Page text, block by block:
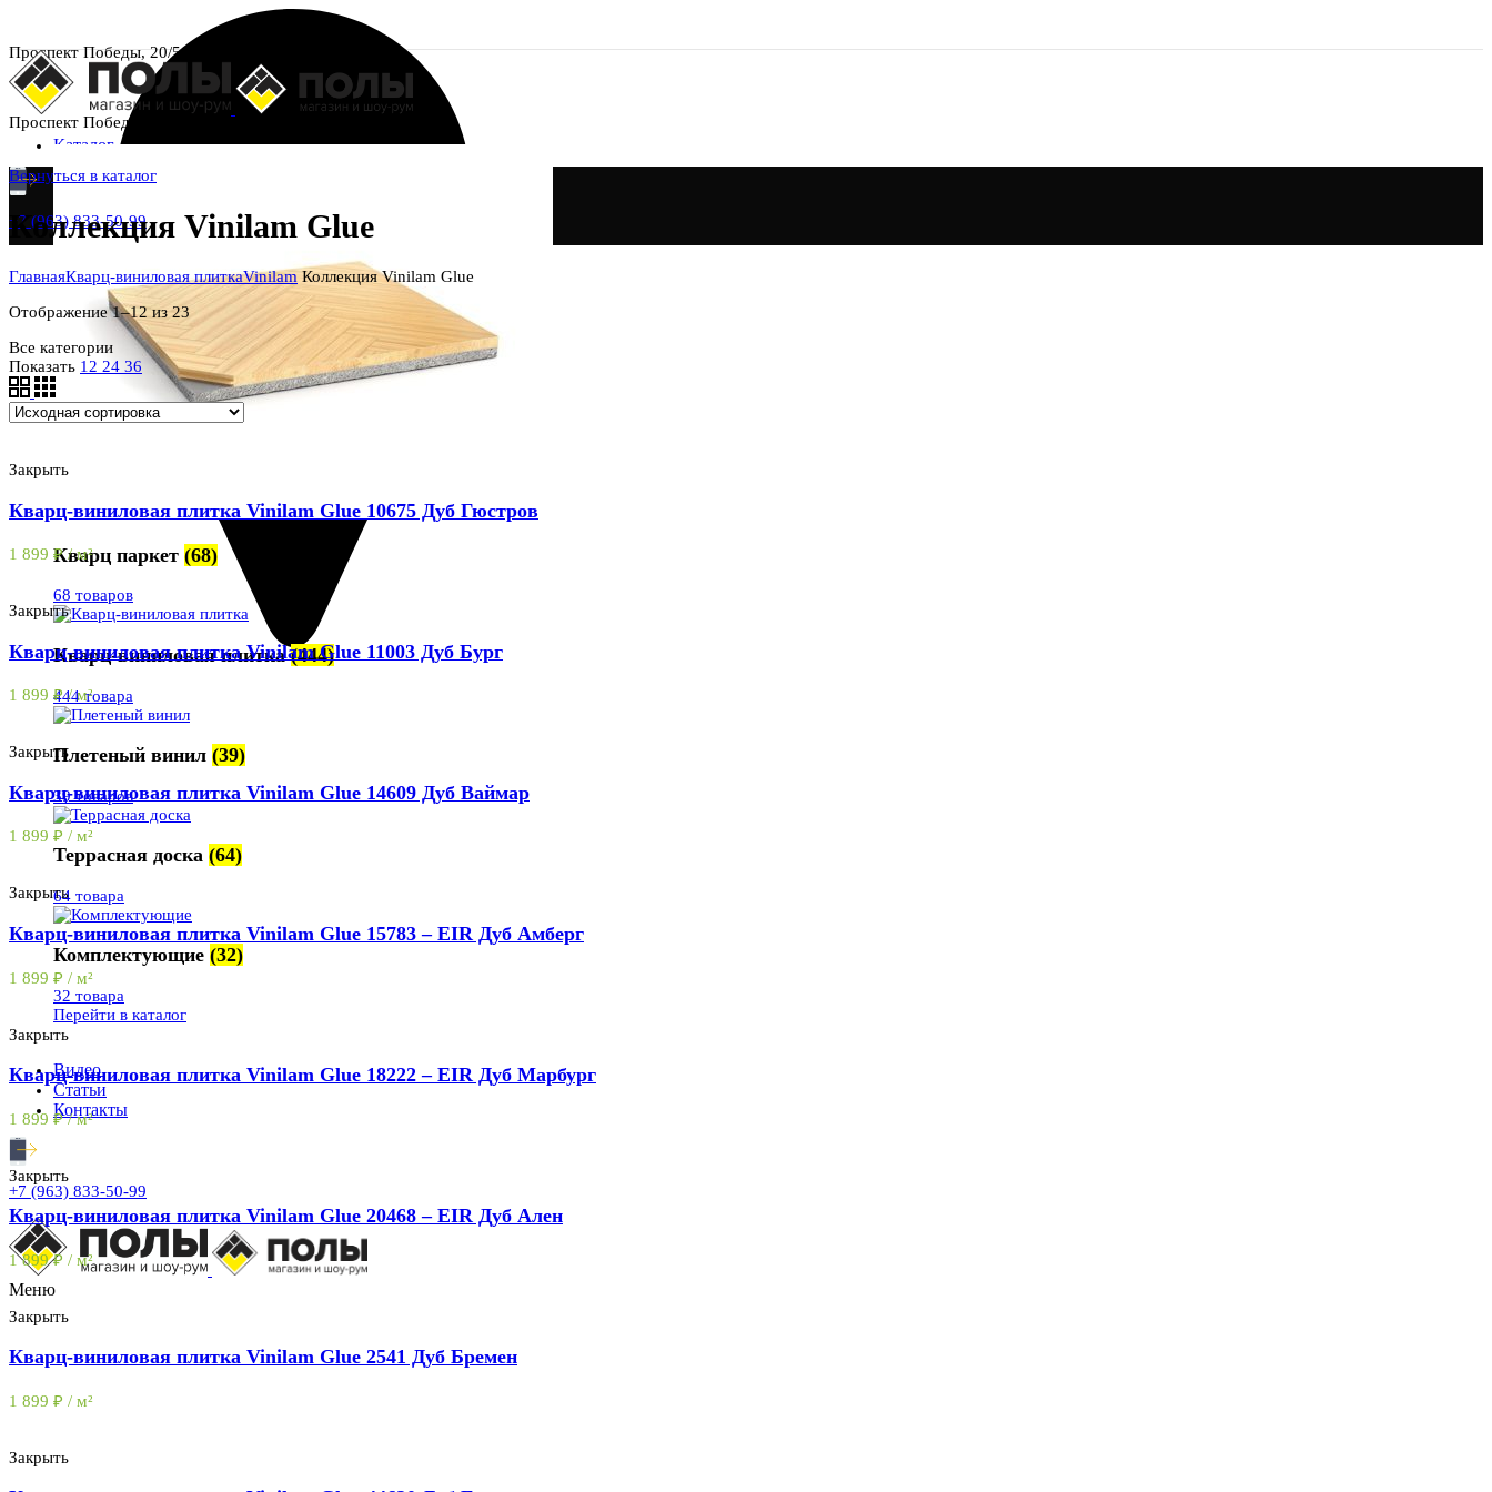
Проспект Победы, 20/5
Проспект Победы, 20/5
Каталог
Кварц паркет (68)
68 товаров
Кварц-виниловая плитка(444)
444 товара
Плетеный винил (39)
39 товаров
Террасная доска (64)
64 товара
Комплектующие (32)
32 товара
Перейти в каталог
Видео
Статьи
Контакты
+7 (963) 833-50-99
Меню
+7 (963) 833-50-99
Вернуться в каталог
Коллекция Vinilam Glue
ГлавнаяКварц-виниловая плиткаVinilamКоллекция Vinilam Glue
Отображение 1–12 из 23
Все категории
Показать 12 24 36
Закрыть
Кварц-виниловая плитка Vinilam Glue 10675 Дуб Гюстров
1 899 ₽/ м²
Закрыть
Кварц-виниловая плитка Vinilam Glue 11003 Дуб Бург
1 899 ₽/ м²
Закрыть
Кварц-виниловая плитка Vinilam Glue 14609 Дуб Ваймар
1 899 ₽ / м²
Закрыть
Кварц-виниловая плитка Vinilam Glue 15783 – EIR Дуб Амберг
1 899 ₽ / м²
Закрыть
Кварц-виниловая плитка Vinilam Glue 18222 – EIR Дуб Марбург
1 899 ₽/ м²
Закрыть
Кварц-виниловая плитка Vinilam Glue 20468 – EIR Дуб Ален
1 899₽ / м²
Закрыть
Кварц-виниловая плитка Vinilam Glue 2541 Дуб Бремен
1 899 ₽ / м²
Закрыть